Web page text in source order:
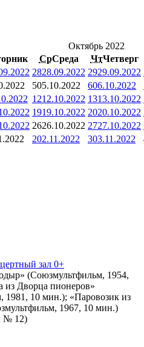
Октябрь 2022
СрСреда ЧтЧетверг
2828.09.2022 2929.09.2022
505.10.2022 606.10.2022
1212.10.2022 1313.10.2022
1919.10.2022 2020.10.2022
2626.10.2022 2727.10.2022
202.11.2022 303.11.2022
зал 0+
(Союзмультфильм, 1954,
Дворца пионеров»
1981, 10 мин.); «Паровозик из
1967, 10 мин.)
№ 12)